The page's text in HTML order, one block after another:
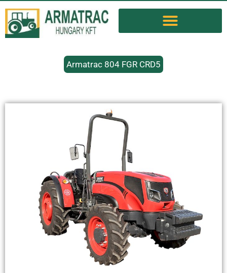
Armatrac 804 FGR CRD5